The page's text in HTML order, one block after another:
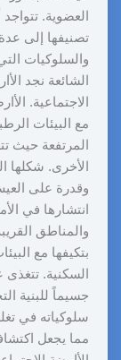
العضوية.
تصنيفها إلى
والسلوكيات
الشائعة نجد
الاجتماعية.
مع البيئات
المرتفعة حيث
الأخرى. شكلها
وقدرة على
انتشارها في
والمناطق
بتكيفها مع
السكنية.
جسيماً للبنية
سلوكياته في
مما يجعل